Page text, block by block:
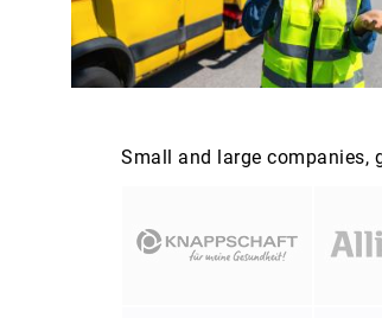
Small and large companies,